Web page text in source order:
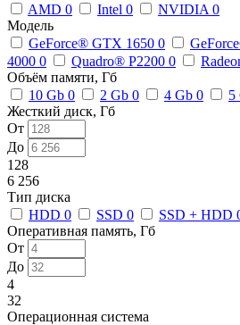
AMD 0 Intel 0 NVIDIA 0
Модель
GeForce® GTX 1650 0
4000 0 Quadro® P2200 0
Объём памяти, Гб
10 Gb 0 2 Gb 0 4 Gb 0 5
Жесткий диск, Гб
От
До
128
6 256
Тип диска
HDD 0 SSD 0 SSD + HDD
Оперативная память, Гб
От
До
4
32
Операционная система